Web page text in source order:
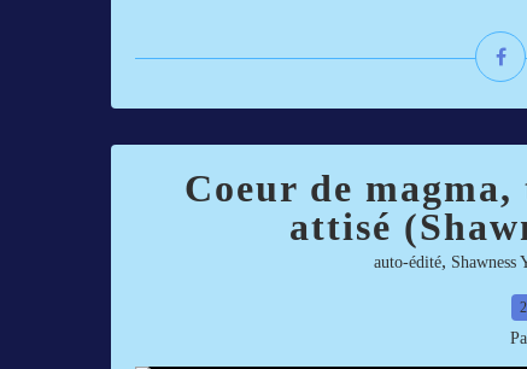
Coeur de
attisé
auto-édité, Shawness